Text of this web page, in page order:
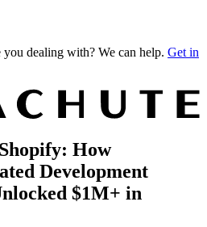
you dealing with? We can help. Get in
How
Development
$1M+ in